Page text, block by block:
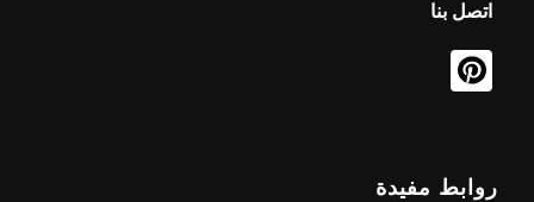
اتصل بنا
روابط مفيدة